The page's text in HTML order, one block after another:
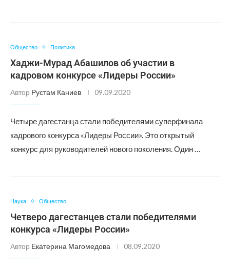
Общество Политика
Хаджи-Мурад Абашилов об участии в
кадровом конкурсе «Лидеры России»
Автор Рустам Каниев 09.09.2020
Четыре дагестанца стали победителями суперфинала
кадрового конкурса «Лидеры России». Это открытый
конкурс для руководителей нового поколения. Один …
Наука Общество
Четверо дагестанцев стали победителями
конкурса «Лидеры России»
Автор Екатерина Магомедова 08.09.2020